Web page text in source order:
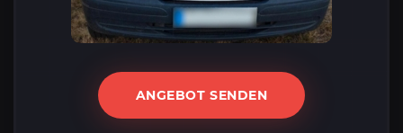
ANGEBOT SENDEN